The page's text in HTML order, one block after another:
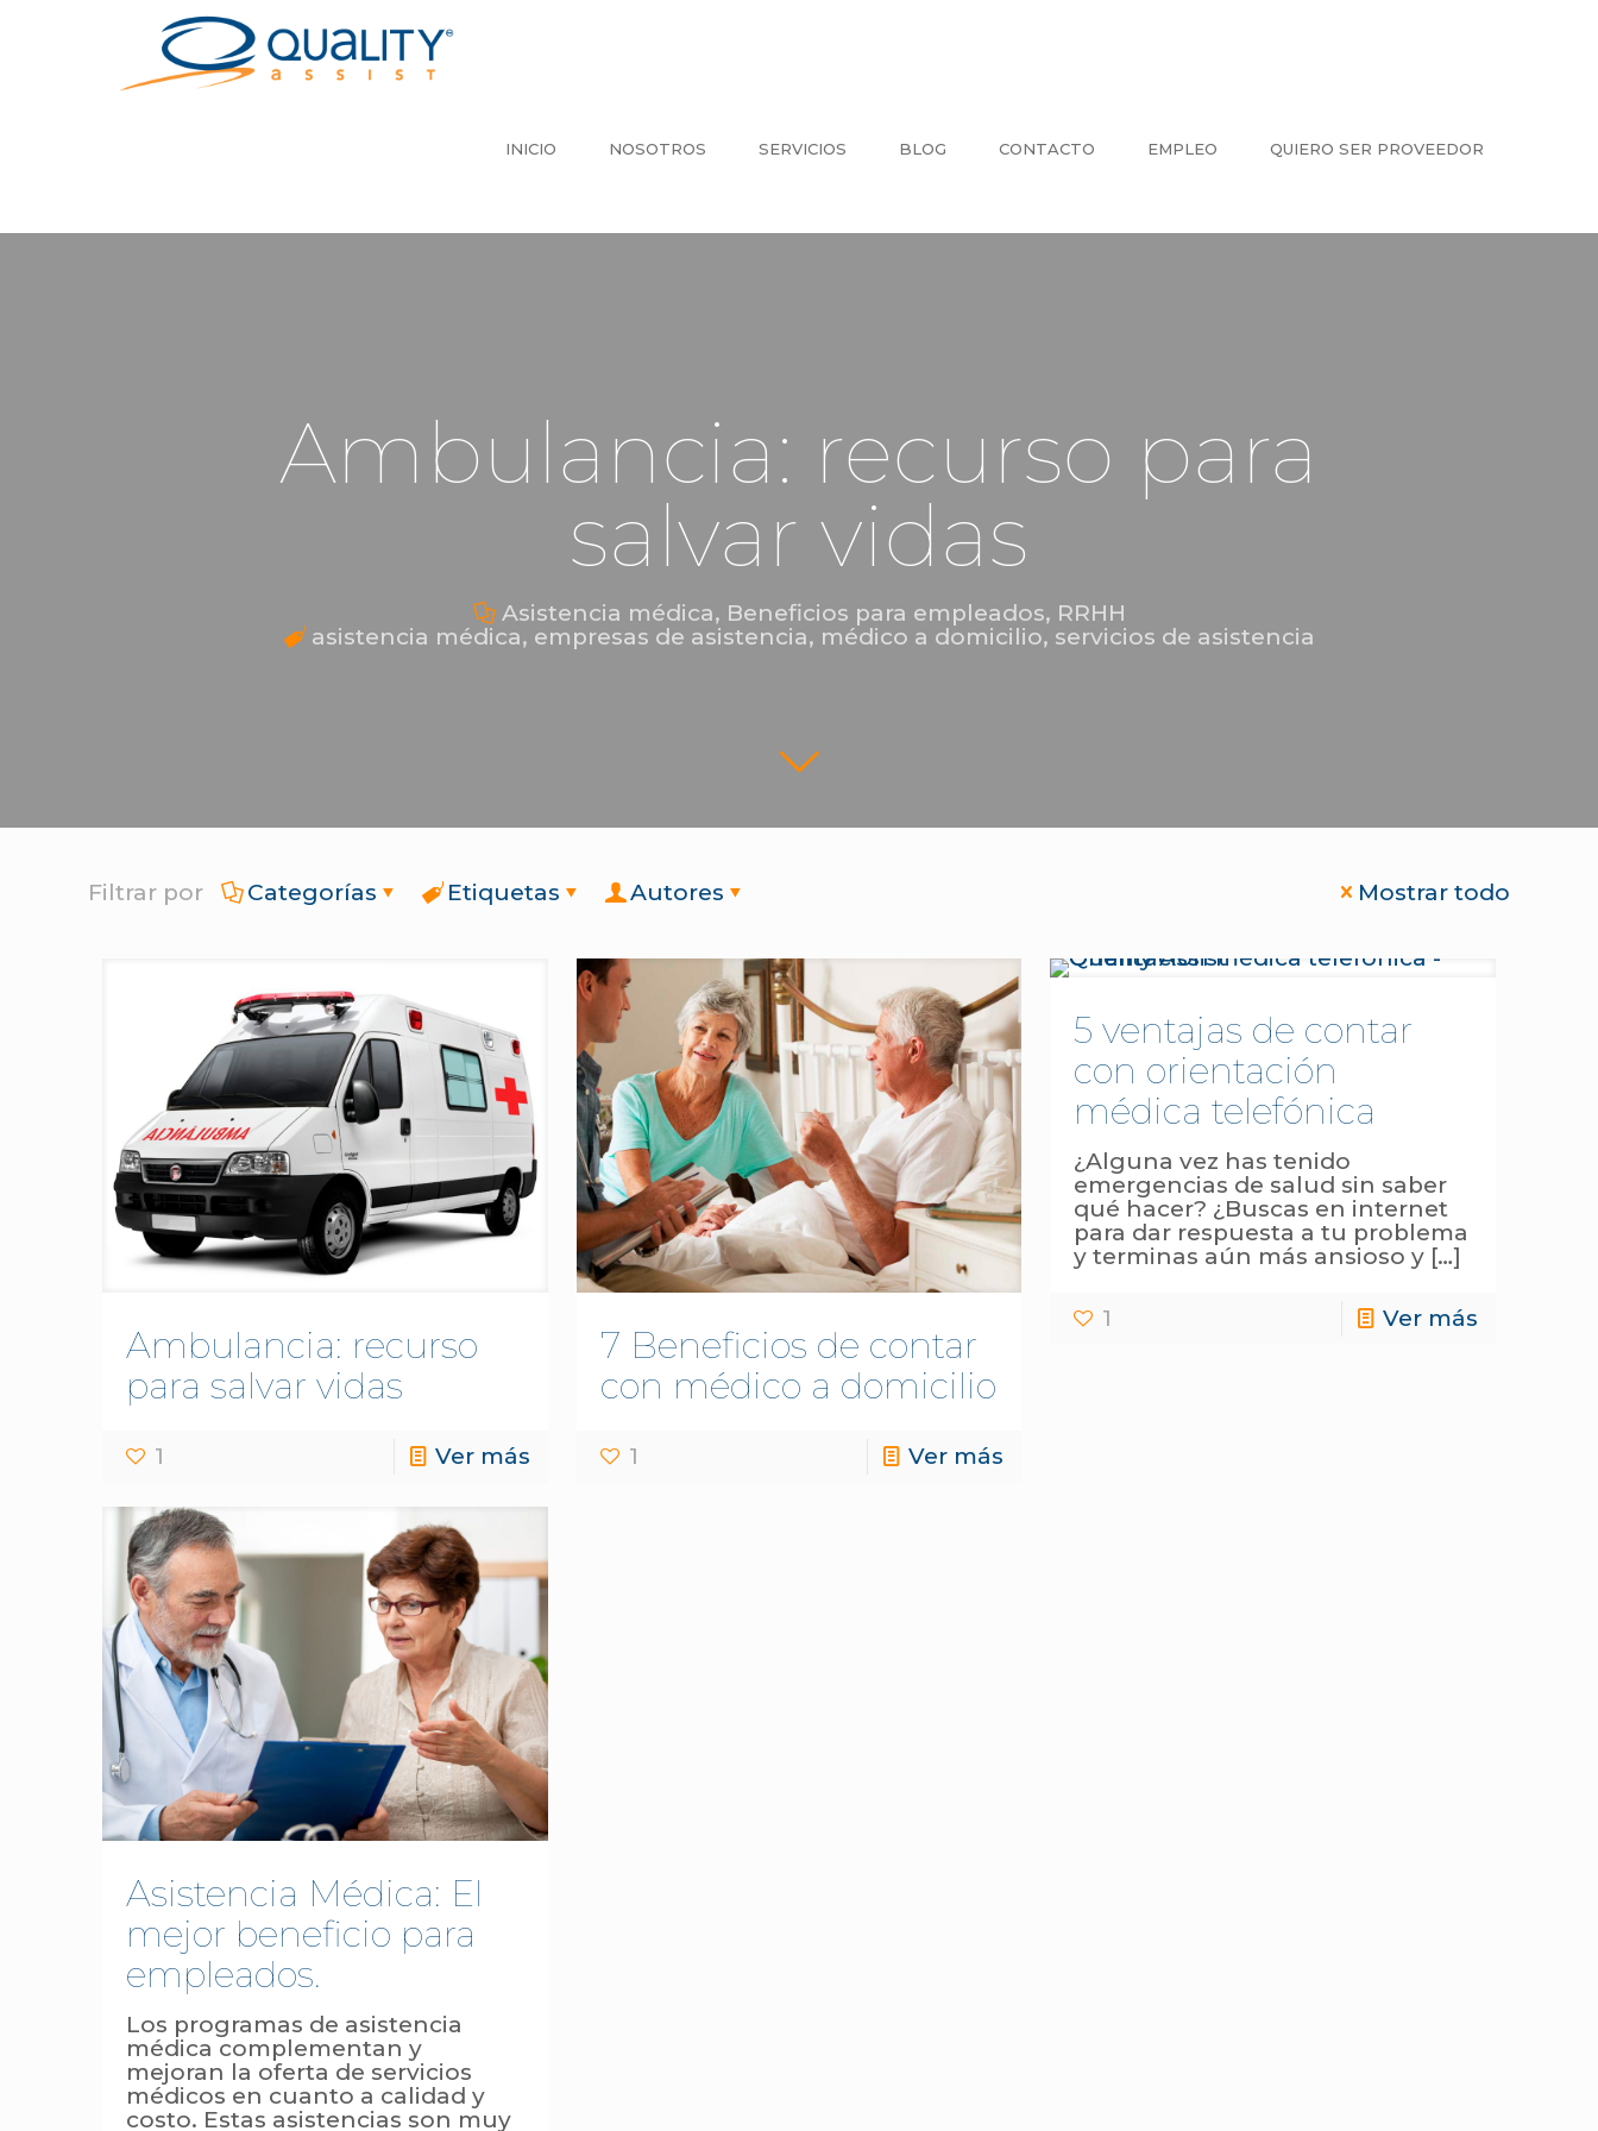
INICIO NOSOTROS SERVICIOS BLOG CONTACTO EMPLEO QUIERO SER PROVEEDOR
Ambulancia: recurso para
salvar vidas
Asistencia médica, Beneficios para empleados, RRHH
asistencia médica, empresas de asistencia, médico a domicilio, servicios de asistencia
Filtrar por Categorías Etiquetas Autores Mostrar todo
Ambulancia: recurso
para salvar vidas
1 Ver más
7 Beneficios de contar
con médico a domicilio
1 Ver más
5 ventajas de contar
con orientación
médica telefónica
¿Alguna vez has tenido
emergencias de salud sin saber
qué hacer? ¿Buscas en internet
para dar respuesta a tu problema
y terminas aún más ansioso y […]
1 Ver más
Asistencia Médica: El
mejor beneficio para
empleados.
Los programas de asistencia
médica complementan y
mejoran la oferta de servicios
médicos en cuanto a calidad y
costo. Estas asistencias son muy